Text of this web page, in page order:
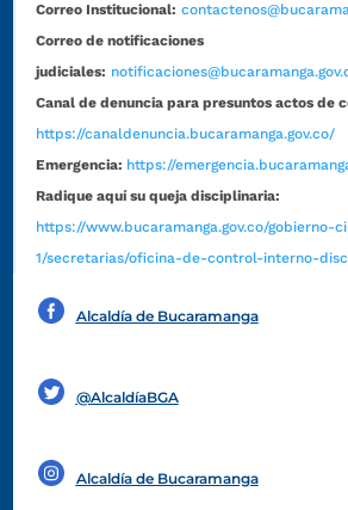
Correo Institucional:
Correo de notificaciones
judiciales:
Canal de denuncia para presuntos actos de
https://canaldenuncia.bucaramanga.gov.co/
Emergencia: https://
Radique aquí su queja disciplinaria:
https://www.bucaramanga.gov.co/gobierno-
1/secretarias/oficina-de-control-interno-
Alcaldía de Bucaramanga
@AlcaldíaBGA
Alcaldía de Bucaramanga